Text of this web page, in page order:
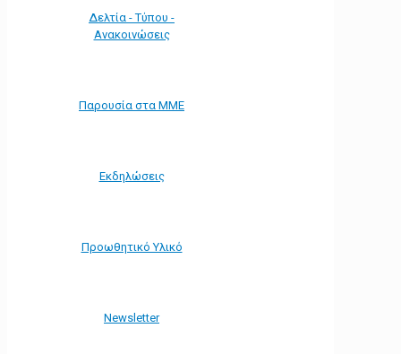
Δελτία - Τύπου -
Ανακοινώσεις
Παρουσία στα ΜΜΕ
Εκδηλώσεις
Προωθητικό Υλικό
Νewsletter